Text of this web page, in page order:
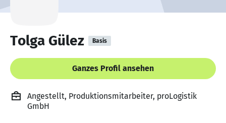
Tolga Gülez Basis
Ganzes Profil ansehen
Angestellt, Produktionsmitarbeiter, proLogistik
GmbH